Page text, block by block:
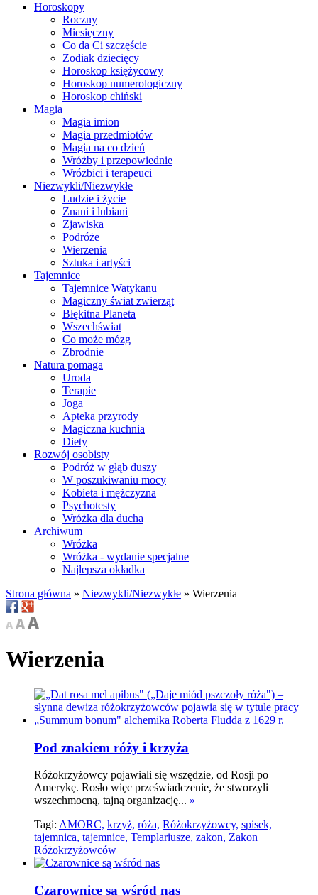
Horoskopy
Roczny
Miesięczny
Co da Ci szczęście
Zodiak dziecięcy
Horoskop księżycowy
Horoskop numerologiczny
Horoskop chiński
Magia
Magia imion
Magia przedmiotów
Magia na co dzień
Wróżby i przepowiednie
Wróżbici i terapeuci
Niezwykli/Niezwykłe
Ludzie i życie
Znani i lubiani
Zjawiska
Podróże
Wierzenia
Sztuka i artyści
Tajemnice
Tajemnice Watykanu
Magiczny świat zwierząt
Błękitna Planeta
Wszechświat
Co może mózg
Zbrodnie
Natura pomaga
Uroda
Terapie
Joga
Apteka przyrody
Magiczna kuchnia
Diety
Rozwój osobisty
Podróż w głąb duszy
W poszukiwaniu mocy
Kobieta i mężczyzna
Psychotesty
Wróżka dla ducha
Archiwum
Wróżka
Wróżka - wydanie specjalne
Najlepsza okładka
Strona główna » Niezwykli/Niezwykłe » Wierzenia
Wierzenia
Pod znakiem róży i krzyża
Różokrzyżowcy pojawiali się wszędzie, od Rosji po
Amerykę. Rosło więc przeświadczenie, że stworzyli
wszechmocną, tajną organizację... »
Tagi: AMORC, krzyż, róża, Różokrzyżowcy, spisek,
tajemnica, tajemnice, Templariusze, zakon, Zakon
Różokrzyżowców
Czarownice są wśród nas